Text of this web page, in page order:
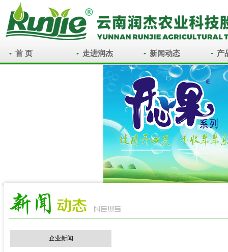
首 页 走进润杰 新闻动态 产
企业新闻